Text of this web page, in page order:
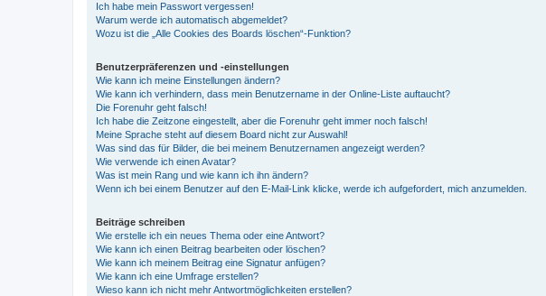
Ich habe mein Passwort vergessen!
Warum werde ich automatisch abgemeldet?
Wozu ist die „Alle Cookies des Boards löschen“-Funktion?
Benutzerpräferenzen und -einstellungen
Wie kann ich meine Einstellungen ändern?
Wie kann ich verhindern, dass mein Benutzername in der Online-Liste auftaucht?
Die Forenuhr geht falsch!
Ich habe die Zeitzone eingestellt, aber die Forenuhr geht immer noch falsch!
Meine Sprache steht auf diesem Board nicht zur Auswahl!
Was sind das für Bilder, die bei meinem Benutzernamen angezeigt werden?
Wie verwende ich einen Avatar?
Was ist mein Rang und wie kann ich ihn ändern?
Wenn ich bei einem Benutzer auf den E-Mail-Link klicke, werde ich aufgefordert, mich anzumelden.
Beiträge schreiben
Wie erstelle ich ein neues Thema oder eine Antwort?
Wie kann ich einen Beitrag bearbeiten oder löschen?
Wie kann ich meinem Beitrag eine Signatur anfügen?
Wie kann ich eine Umfrage erstellen?
Wieso kann ich nicht mehr Antwortmöglichkeiten erstellen?